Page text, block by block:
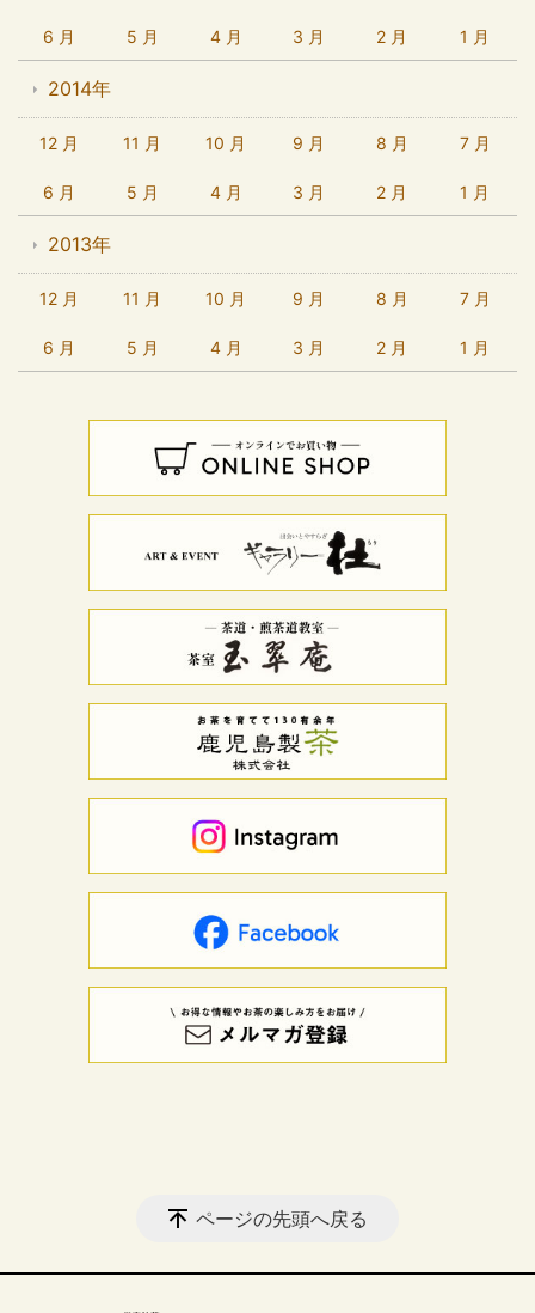
6 月 5 月 4 月 3 月 2 月 1 月
2014年
12 月 11 月 10 月 9 月 8 月 7 月
6 月 5 月 4 月 3 月 2 月 1 月
2013年
12 月 11 月 10 月 9 月 8 月 7 月
6 月 5 月 4 月 3 月 2 月 1 月
ページの先頭へ戻る